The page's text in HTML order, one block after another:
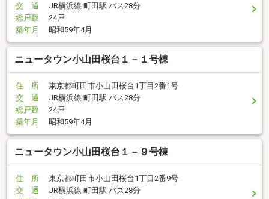
交 通
JR横浜線 町田駅 バス28分
総戸数
24戸
築年月
昭和59年4月
ニュータウン小山田桜台１－１号棟
住 所
東京都町田市小山田桜台1丁目2番1号
交 通
JR横浜線 町田駅 バス28分
総戸数
24戸
築年月
昭和59年4月
ニュータウン小山田桜台１－９号棟
住 所
東京都町田市小山田桜台1丁目2番9号
交 通
JR横浜線 町田駅 バス28分